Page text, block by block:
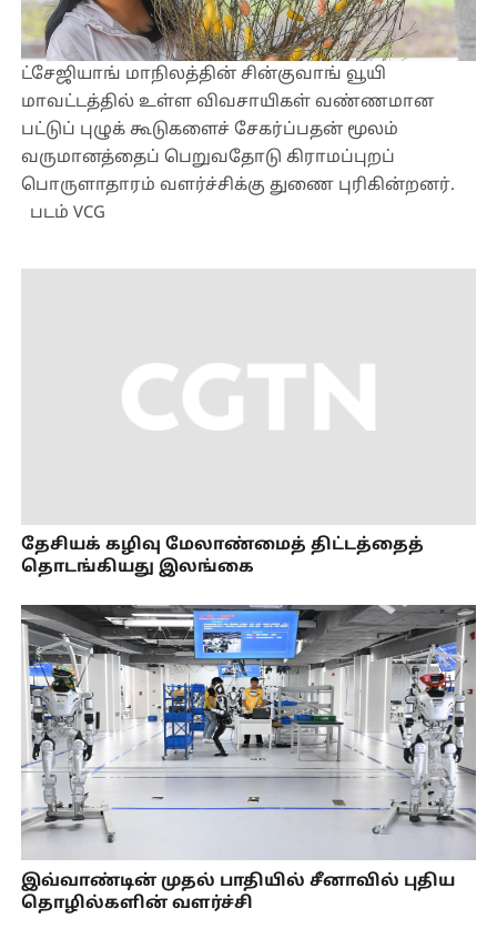
ட்சேஜியாங் மாநிலத்தின் சின்குவாங் வூயி
மாவட்டத்தில் உள்ள விவசாயிகள் வண்ணமான
பட்டுப் புழுக் கூடுகளைச் சேகர்ப்பதன் மூலம்
வருமானத்தைப் பெறுவதோடு கிராமப்புறப்
பொருளாதாரம் வளர்ச்சிக்கு துணை புரிகின்றனர்.
படம் VCG
தேசியக் கழிவு மேலாண்மைத் திட்டத்தைத்
தொடங்கியது இலங்கை
இவ்வாண்டின் முதல் பாதியில் சீனாவில் புதிய
தொழில்களின் வளர்ச்சி